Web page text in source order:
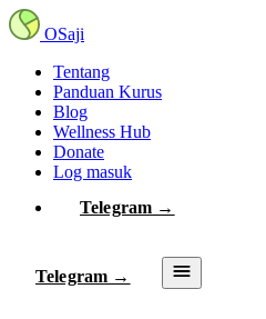
OSaji
Tentang
Panduan Kurus
Blog
Wellness Hub
Donate
Log masuk
Telegram →
Telegram →